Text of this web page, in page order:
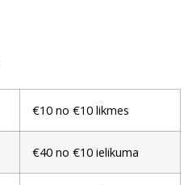
€10 no €10 likmes
€40 no €10 ielikuma